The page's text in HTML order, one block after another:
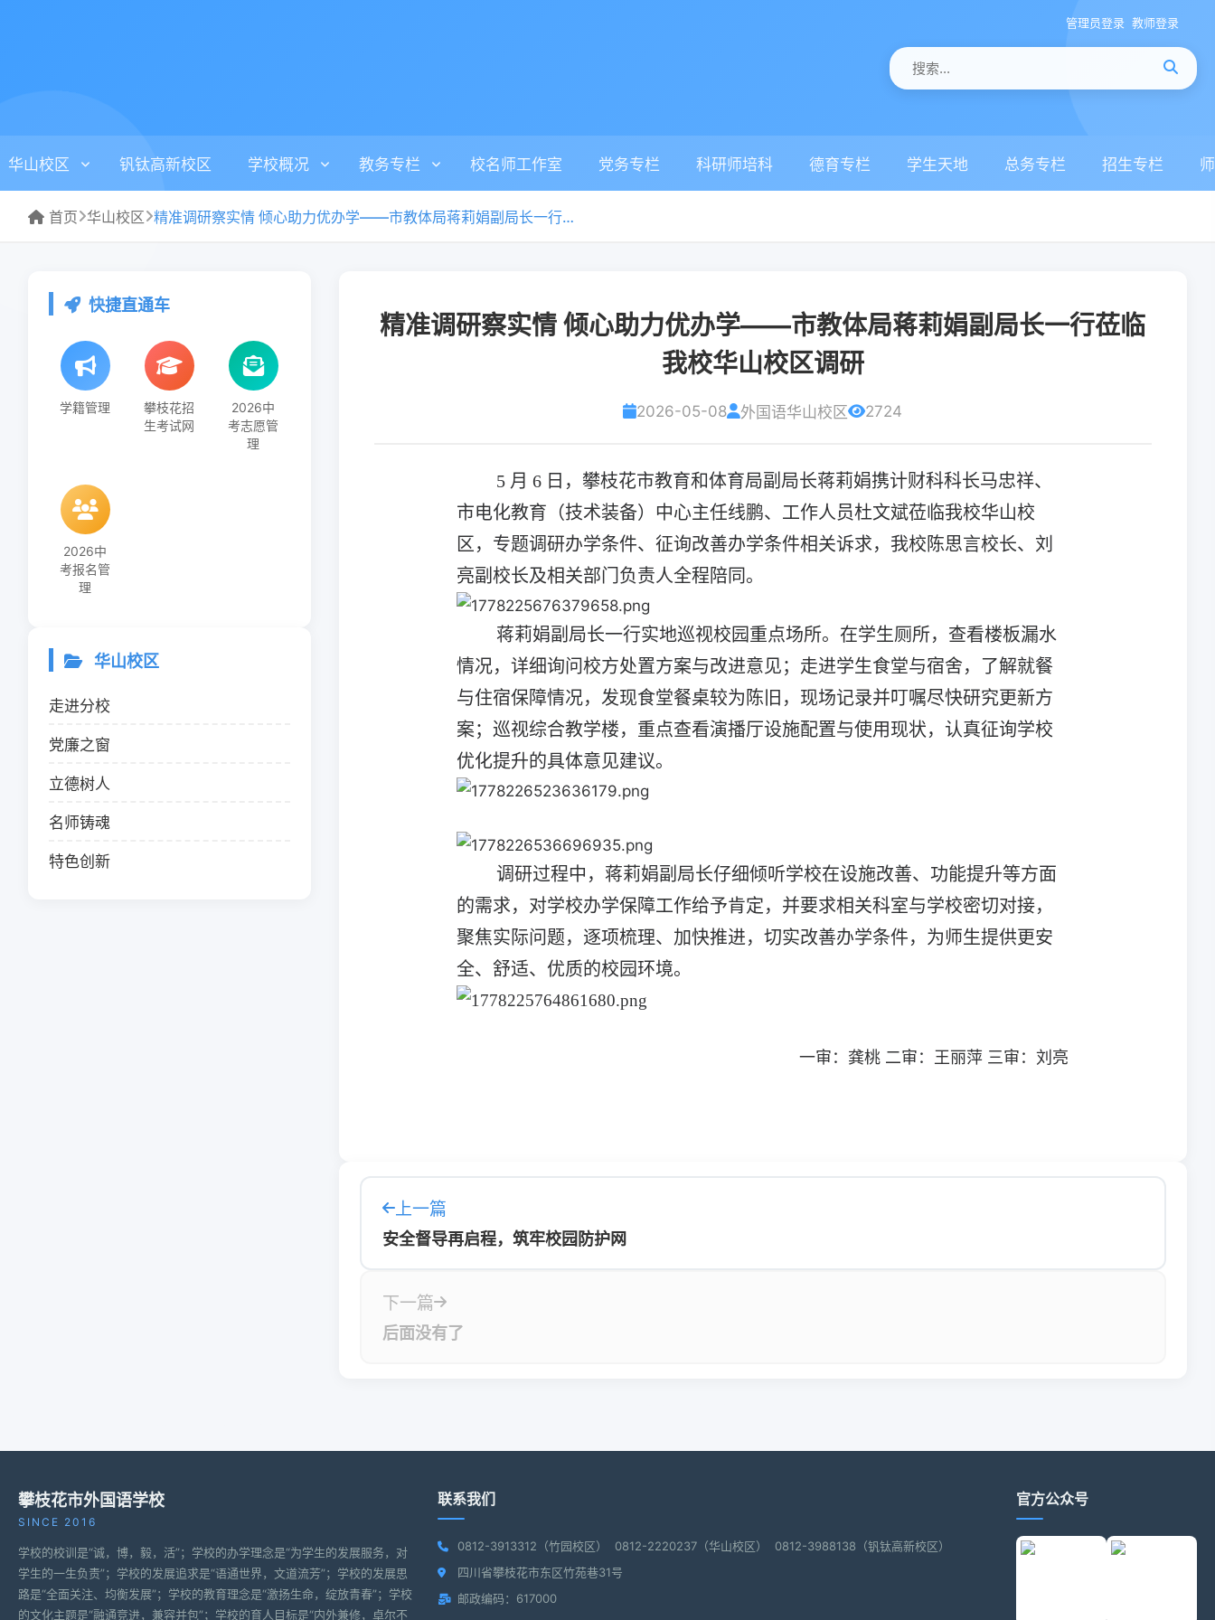
管理员登录 教师登录
华山校区 钒钛高新校区 学校概况 教务专栏 校名师工作室 党务专栏 科研师培科 德育专栏 学生天地 总务专栏 招生专栏
首页 华山校区 精准调研察实情 倾心助力优办学——市教体局蒋莉娟副局长一行莅临我校华山校区调研
快捷直通车
学籍管理
攀枝花招
生考试网
2026中
考志愿管
理
2026中
考报名管
理
华山校区
走进分校
党廉之窗
立德树人
名师铸魂
特色创新
精准调研察实情 倾心助力优办学——市教体局蒋莉娟副局长一行莅临
我校华山校区调研
2026-05-08 外国语华山校区 2724
5 月 6 日，攀枝花市教育和体育局副局长蒋莉娟携计财科科长马忠祥、
市电化教育（技术装备）中心主任线鹏、工作人员杜文斌莅临我校华山校
区，专题调研办学条件、征询改善办学条件相关诉求，我校陈思言校长、刘
亮副校长及相关部门负责人全程陪同。
蒋莉娟副局长一行实地巡视校园重点场所。在学生厕所，查看楼板漏水
情况，详细询问校方处置方案与改进意见；走进学生食堂与宿舍，了解就餐
与住宿保障情况，发现食堂餐桌较为陈旧，现场记录并叮嘱尽快研究更新方
案；巡视综合教学楼，重点查看演播厅设施配置与使用现状，认真征询学校
优化提升的具体意见建议。
调研过程中，蒋莉娟副局长仔细倾听学校在设施改善、功能提升等方面
的需求，对学校办学保障工作给予肯定，并要求相关科室与学校密切对接，
聚焦实际问题，逐项梳理、加快推进，切实改善办学条件，为师生提供更安
全、舒适、优质的校园环境。
一审：龚桃 二审：王丽萍 三审：刘亮
上一篇
安全督导再启程，筑牢校园防护网
下一篇
后面没有了
攀枝花市外国语学校
SINCE 2016
学校的校训是“诚，博，毅，活”；学校的办学理念是“为学生的发展服务，对
学生的一生负责”；学校的发展追求是“语通世界，文道流芳”；学校的发展思
路是“全面关注、均衡发展”；学校的教育理念是“激扬生命，绽放青春”；学校
的文化主题是“融通竞进，兼容并包”；学校的育人目标是“内外兼修，卓尔不
联系我们
0812-3913312（竹园校区） 0812-2220237（华山校区） 0812-3988138（钒钛高新校区）
四川省攀枝花市东区竹苑巷31号
邮政编码：617000
官方公众号